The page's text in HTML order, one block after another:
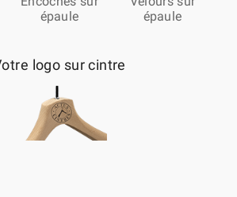
épaule
épaule
logo sur cintre